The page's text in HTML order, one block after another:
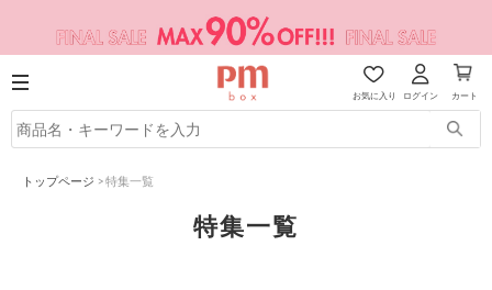
お気に入り ログイン カート
トップページ >特集一覧
特集一覧